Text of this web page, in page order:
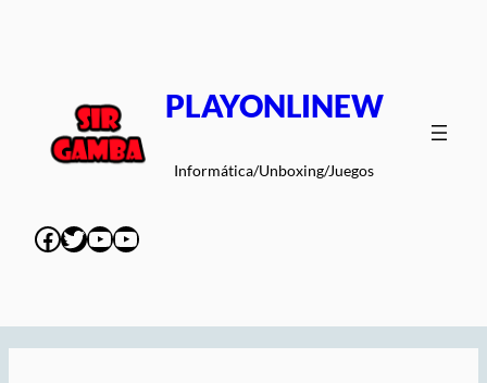
PLAYONLINEW
Informática/Unboxing/Juegos
Facebook
Twitter
YouTube
YouTube